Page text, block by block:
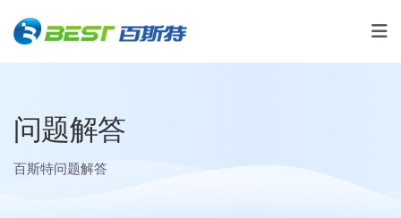
问题解答
百斯特问题解答